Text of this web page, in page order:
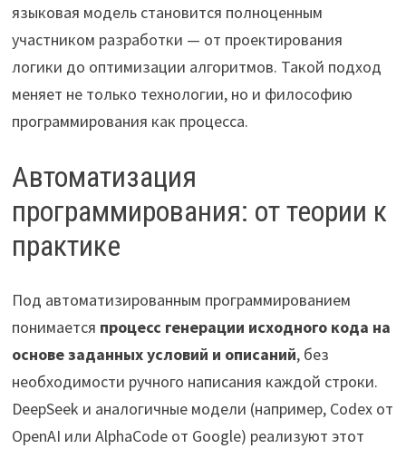
языковая модель становится полноценным
участником разработки — от проектирования
логики до оптимизации алгоритмов. Такой подход
меняет не только технологии, но и философию
программирования как процесса.
Автоматизация
программирования: от теории к
практике
Под автоматизированным программированием
понимается процесс генерации исходного кода на
основе заданных условий и описаний, без
необходимости ручного написания каждой строки.
DeepSeek и аналогичные модели (например, Codex от
OpenAI или AlphaCode от Google) реализуют этот